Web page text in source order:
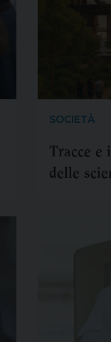
SOCIETÀ
Tracce e
delle